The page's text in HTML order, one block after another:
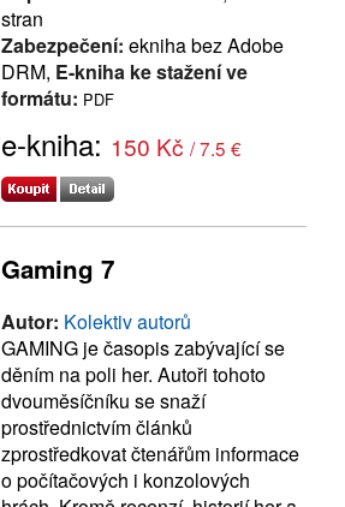
stran
Zabezpečení: ekniha bez Adobe
DRM, E-kniha ke stažení ve
formátu: PDF
e-kniha: 150 Kč / 7.5 €
Gaming 7
Autor: Kolektiv autorů
GAMING je časopis zabývající se
děním na poli her. Autoři tohoto
dvouměsíčníku se snaží
prostřednictvím článků
zprostředkovat čtenářům informace
o počítačových i konzolových